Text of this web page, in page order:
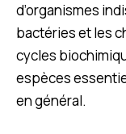
d’organismes
bactéries et les
cycles
espèces
en général.